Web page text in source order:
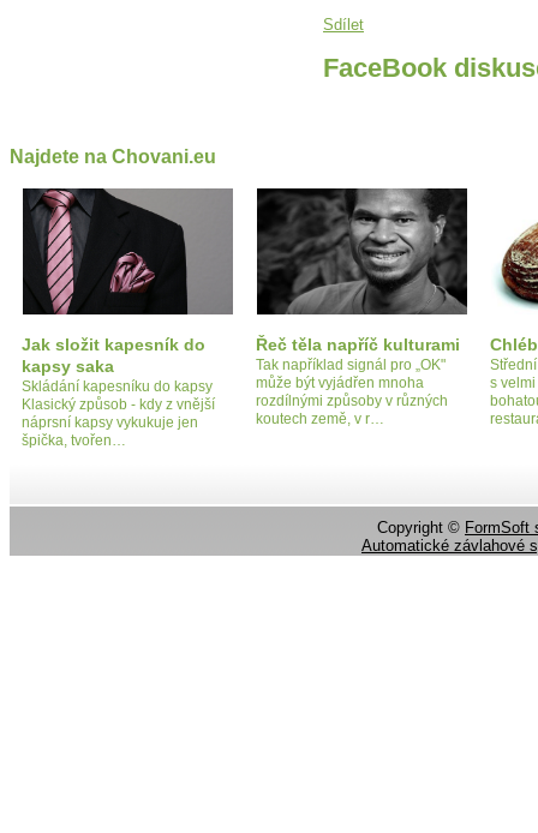
Sdílet
FaceBook
Najdete na Chovani.eu
Jak složit kapesník do
kapsy saka
Skládání kapesníku do kapsy
Klasický způsob - kdy z vnější
náprsní kapsy vykukuje jen
špička, tvořen…
Řeč těla napříč kulturami
Tak například signál pro „OK"
může být vyjádřen mnoha
rozdílnými způsoby v různých
koutech země, v r…
Chléb
s
Copyright © FormSoft
Automatické závlahové